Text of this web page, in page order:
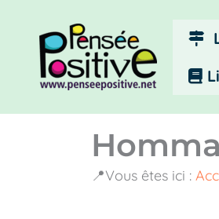
contenu
📍Vous êtes ici :